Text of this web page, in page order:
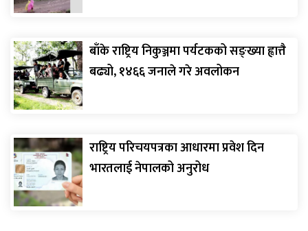
बाँके राष्ट्रिय निकुञ्जमा पर्यटकको सङ्ख्या ह्वात्तै
बढ्यो, १४६६ जनाले गरे अवलोकन
राष्ट्रिय परिचयपत्रका आधारमा प्रवेश दिन
भारतलाई नेपालको अनुरोध